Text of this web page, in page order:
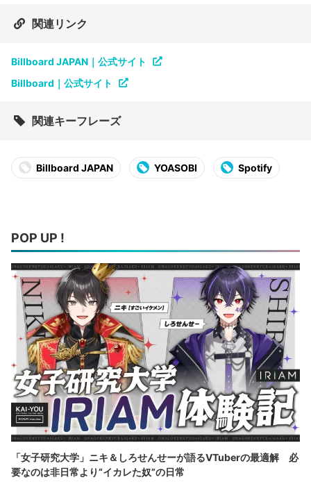
関連リンク
Billboard JAPAN｜公式サイト
Billboard｜公式サイト
関連キーフレーズ
Billboard JAPAN YOASOBI Spotify
POP UP !
「女子研究大学」ニキ＆しろせんせーが語るVTuberの最適解 必
要なのは非日常より“イカレた奴”の日常